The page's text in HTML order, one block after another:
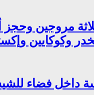
مروجين وحجز
داخل فضاء